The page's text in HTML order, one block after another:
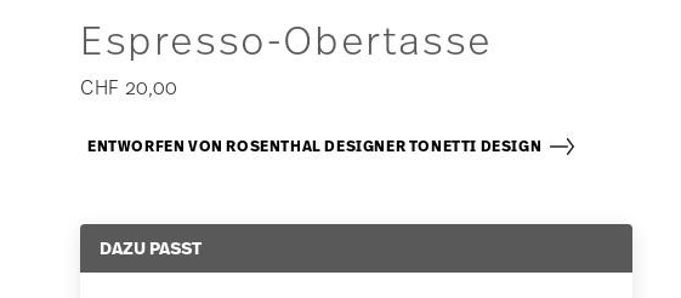
Espresso-Obertasse
CHF 20,00
ENTWORFEN VON ROSENTHAL DESIGNER TONETTI DESIGN
DAZU PASST